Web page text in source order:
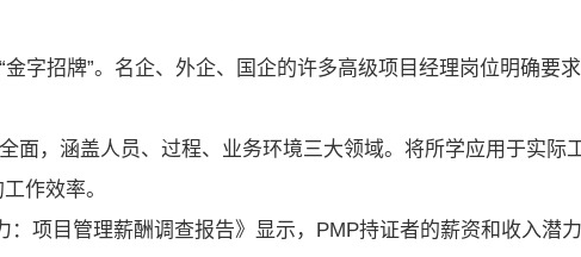
金字招牌”。名企、外企、国企的许多高级项目经理岗位明确要
面，涵盖人员、过程、业务环境三大领域。将所学应用于实际
作效率。
：项目管理薪酬调查报告》显示，PMP持证者的薪资和收入潜